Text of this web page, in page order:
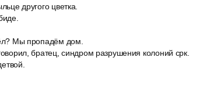
другого цветка.
Мы пропадём дом.
братец, синдром разрушения колоний срк.